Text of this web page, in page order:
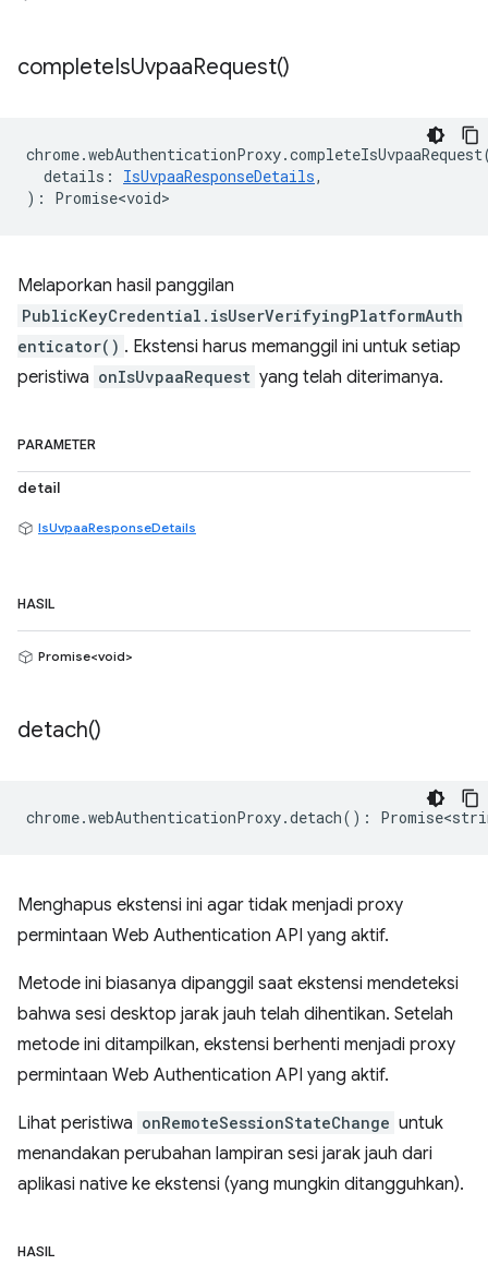
completeIsUvpaaRequest()
chrome.webAuthenticationProxy.completeIsUvpaaRequest
details : IsUvpaaResponseDetails,
) : Promise<void>
Melaporkan hasil panggilan
PublicKeyCredential.isUserVerifyingPlatformAuth
enticator() . Ekstensi harus memanggil ini untuk setiap
peristiwa onIsUvpaaRequest yang telah diterimanya.
PARAMETER
detail
IsUvpaaResponseDetails
HASIL
Promise<void>
detach()
chrome.webAuthenticationProxy.detach() :
Menghapus ekstensi ini agar tidak menjadi proxy
permintaan Web Authentication API yang aktif.
Metode ini biasanya dipanggil saat ekstensi mendeteksi
bahwa sesi desktop jarak jauh telah dihentikan. Setelah
metode ini ditampilkan, ekstensi berhenti menjadi proxy
permintaan Web Authentication API yang aktif.
Lihat peristiwa onRemoteSessionStateChange untuk
menandakan perubahan lampiran sesi jarak jauh dari
aplikasi native ke ekstensi (yang mungkin ditangguhkan).
HASIL